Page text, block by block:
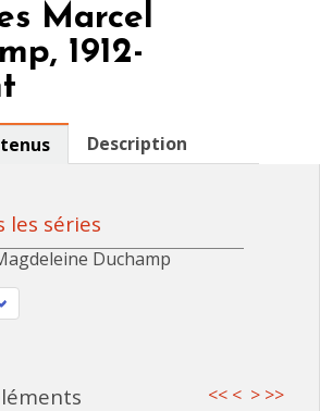
Marcel
1912-
Description
les séries
Duchamp
<< < > >>